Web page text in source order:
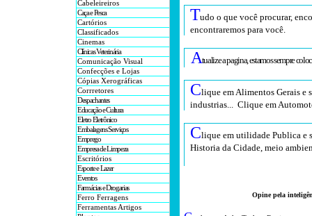
Cabeleireiros
Caça e Pesca
Cartórios
Classificados
Cinemas
Clínicas Veterinária
Comunicação Visual
Confecções e Lojas
Cópias Xerográficas
Corrretores
Despachantes
Educação e Cultura
Eletro Eletrônico
Embalagens Serviços
Emprego
Empresa de Limpeza
Escritórios
Esporte e Lazer
Eventos
Farmácias e Drogarias
Ferro Ferragens
Ferramentas Artigos
Tudo o que você procurar,
encontraremos para você.
Atualize a pagina, estamos sempre
Clique em Alimentos Gerais e
industrias... Clique em
Clique em utilidade Publica e
Historia da Cidade, meio
Opine pela